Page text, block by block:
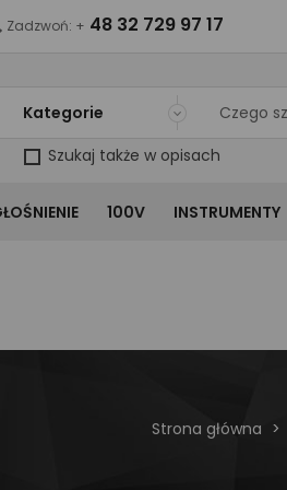
Kategorie
Szukaj także w opisach
Zadzwoń: + 48 32 729 97 17
100V INSTRUMENTY
Strona główna